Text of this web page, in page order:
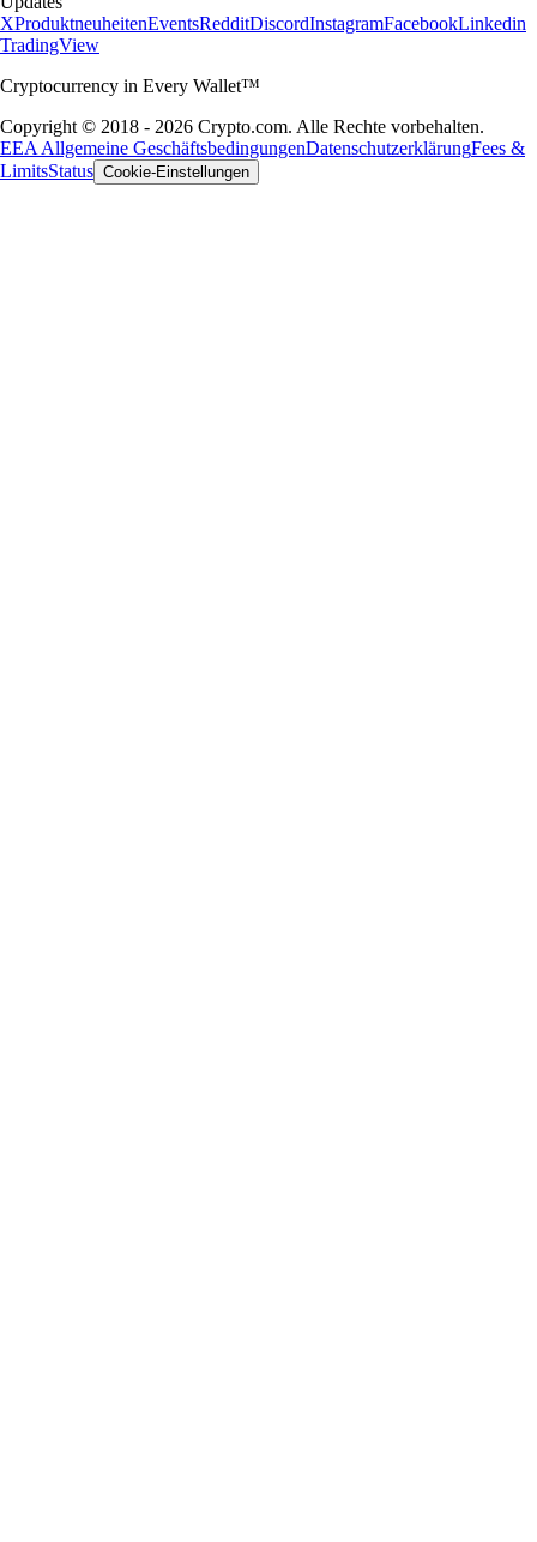
XProduktneuheitenEventsRedditDiscordInstagramFacebookLinkedin
TradingView
Cryptocurrency in Every Wallet™
Copyright © 2018 - 2026 Crypto.com. Alle Rechte vorbehalten.
EEA Allgemeine GeschäftsbedingungenDatenschutzerklärungFees &
LimitsStatus Cookie-Einstellungen